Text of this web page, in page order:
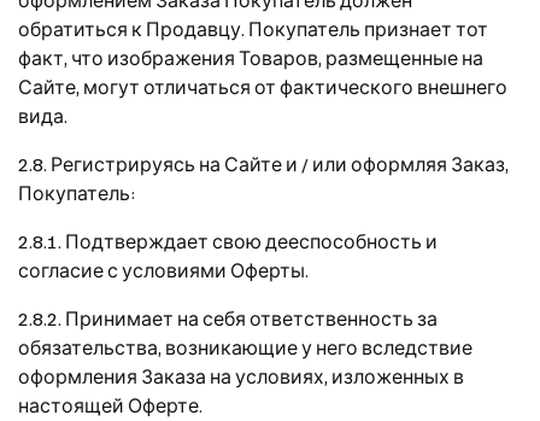
обратиться к Продавцу. Покупатель признает тот
факт, что изображения Товаров, размещенные на
Сайте, могут отличаться от фактического внешнего
вида.
2.8. Регистрируясь на Сайте и / или оформляя Заказ,
Покупатель:
2.8.1. Подтверждает свою дееспособность и
согласие с условиями Оферты.
2.8.2. Принимает на себя ответственность за
обязательства, возникающие у него вследствие
оформления Заказа на условиях, изложенных в
настоящей Оферте.